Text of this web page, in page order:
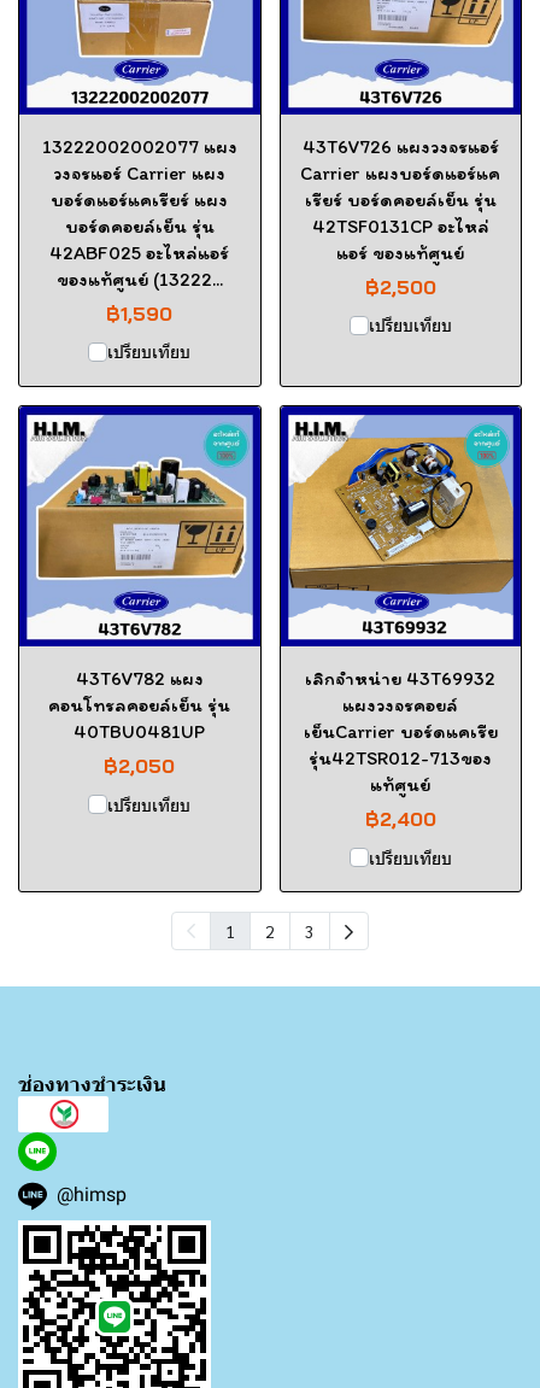
13222002002077 แผง
วงจรแอร์ Carrier แผง
บอร์ดแอร์แคเรียร์ แผง
บอร์ดคอยล์เย็น รุ่น
42ABF025 อะไหล่แอร์
ของแท้ศูนย์ (13222...
฿1,590
เปรียบเทียบ
43T6V726 แผงวงจรแอร์
Carrier แผงบอร์ดแอร์แค
เรียร์ บอร์ดคอยล์เย็น รุ่น
42TSF0131CP อะไหล่
แอร์ ของแท้ศูนย์
฿2,500
เปรียบเทียบ
43T6V782 แผง
คอนโทรลคอยล์เย็น รุ่น
40TBU0481UP
฿2,050
เปรียบเทียบ
เลิกจำหน่าย 43T69932
แผงวงจรคอยล์
เย็นCarrier บอร์ดแคเรีย
รุ่น42TSR012-713ของ
แท้ศูนย์
฿2,400
เปรียบเทียบ
1 2 3
ช่องทางชำระเงิน
@himsp